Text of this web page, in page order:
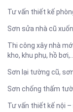
Tư vấn thiết kế
Sơn sửa nhà cũ
Thi công xây nhà
kho, khu phụ, hồ bơi,…
Sơn lại tường cũ,
Sơn chống thấm
Tư vấn thiết kế nội –